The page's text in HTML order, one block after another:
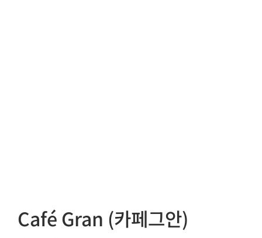
Café Gran (카페그안)